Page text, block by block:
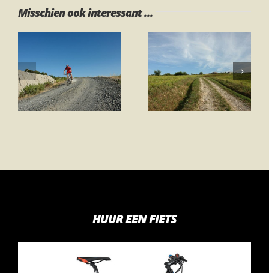
Misschien ook interessant ...
Route 1 – Ring
“Gli Orti”
Route 1 – Ring
Gambassi
Terme
HUUR EEN FIETS